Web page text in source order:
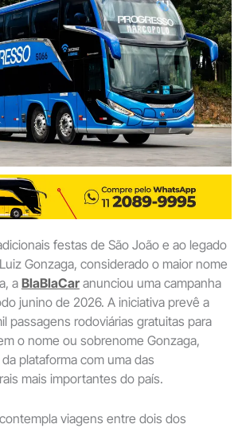
festas de São João e ao legado
Gonzaga, considerado o maior nome
a BlaBlaCaranunciou uma campanha
junino de 2026. A iniciativa prevê a
passagens rodoviárias gratuitas para
o nome ou sobrenome Gonzaga,
plataforma com uma das
mais importantes do país.
viagens entre dois dos